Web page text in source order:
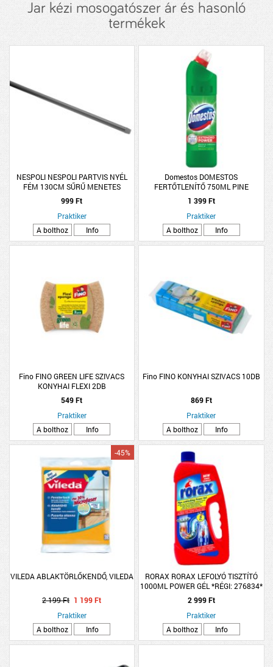
Jar kézi mosogatószer ár és hasonló
termékek
NESPOLI NESPOLI PARTVIS NYÉL
FÉM 130CM SŰRŰ MENETES
999 Ft
Praktiker
A bolthoz
Info
Domestos DOMESTOS
FERTŐTLENÍTŐ 750ML PINE
1 399 Ft
Praktiker
A bolthoz
Info
Fino FINO GREEN LIFE SZIVACS
KONYHAI FLEXI 2DB
549 Ft
Praktiker
A bolthoz
Info
Fino FINO KONYHAI SZIVACS 10DB
869 Ft
Praktiker
A bolthoz
Info
VILEDA ABLAKTÖRLŐKENDŐ, VILEDA
-45%
2 199 Ft 1 199 Ft
Praktiker
A bolthoz
Info
RORAX RORAX LEFOLYÓ TISZTÍTÓ
1000ML POWER GÉL *RÉGI: 276834*
2 999 Ft
Praktiker
A bolthoz
Info